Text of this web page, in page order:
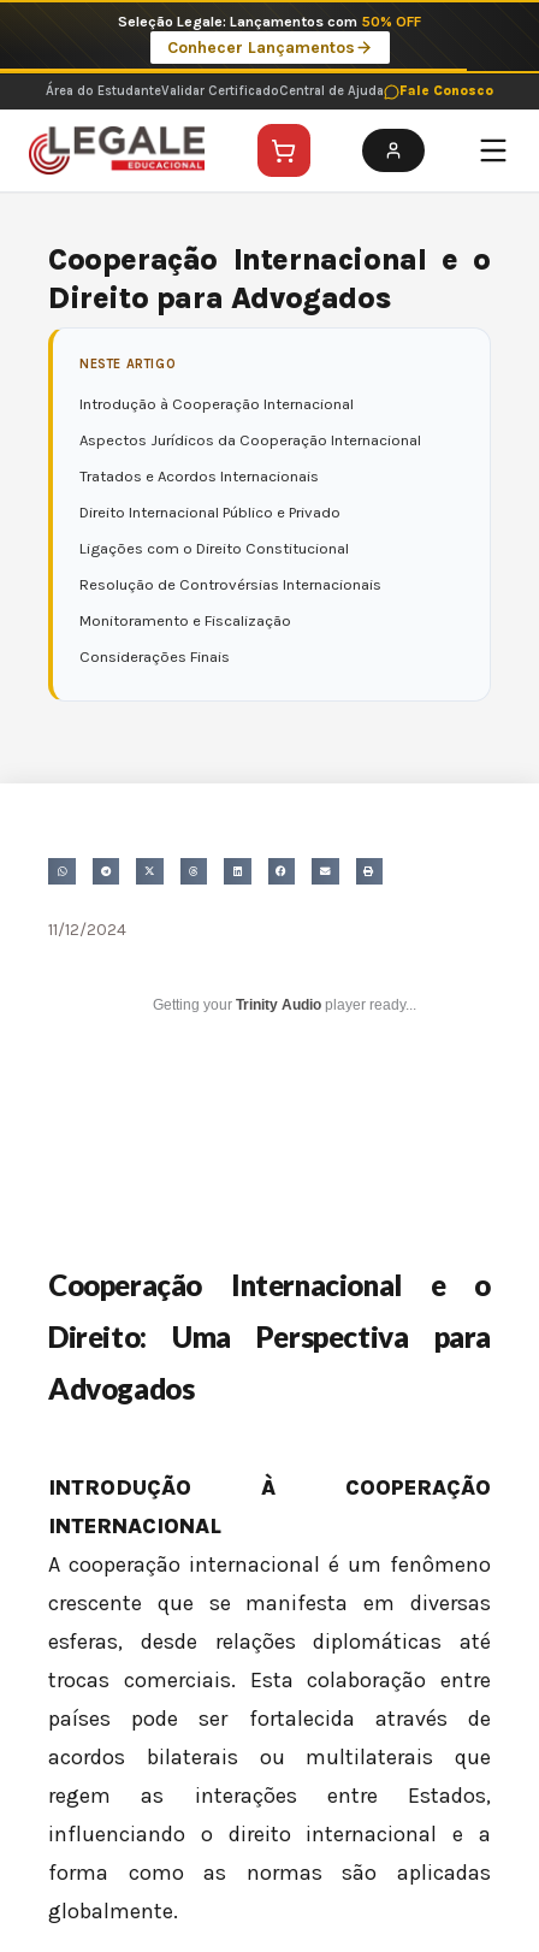
o
conteúdo
Seleção Legale: Lançamentos com 50% OFF
Conhecer Lançamentos
Área do EstudanteValidar CertificadoCentral de Ajuda Fale Conosco
Cooperação Internacional e o
Direito para Advogados
NESTE ARTIGO
Introdução à Cooperação Internacional
Aspectos Jurídicos da Cooperação Internacional
Tratados e Acordos Internacionais
Direito Internacional Público e Privado
Ligações com o Direito Constitucional
Resolução de Controvérsias Internacionais
Monitoramento e Fiscalização
Considerações Finais
11/12/2024
Getting your Trinity Audio player ready...
Cooperação Internacional e o
Direito: Uma Perspectiva para
Advogados
INTRODUÇÃO À COOPERAÇÃO
INTERNACIONAL
A cooperação internacional é um fenômeno
crescente que se manifesta em diversas
esferas, desde relações diplomáticas até
trocas comerciais. Esta colaboração entre
países pode ser fortalecida através de
acordos bilaterais ou multilaterais que
regem as interações entre Estados,
influenciando o direito internacional e a
forma como as normas são aplicadas
globalmente.